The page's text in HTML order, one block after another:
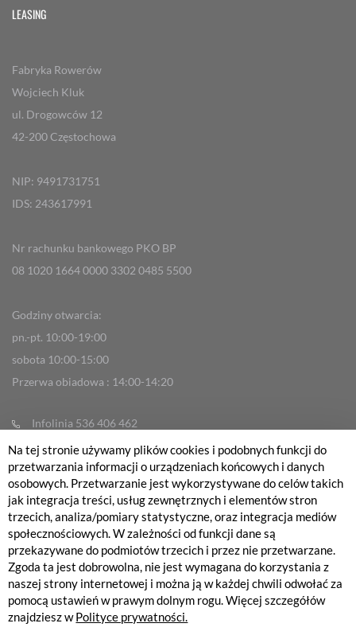
LEASING
Fabryka Rowerów
Wojciech Kluk
ul. Drogowców 12
42-200 Częstochowa
NIP: 9491731751
IDS: 243617991
Nr rachunku bankowego PKO BP
08 1020 1664 0000 3302 0485 5500
Godziny otwarcia:
pn.-pt. 10:00-19:00
sobota 10:00-15:00
Przerwa obiadowa : 14:00-14:20
Infolinia 536 406 462
info@fabrykarowerow.com
Reklamacje
sklep@fabrykarowerow.com
Serwis 505 700 393
serwis@fabrykarowerow.com
Bikefitting 451 159 109
fitting@fabrykarowerow.com
Na tej stronie używamy plików cookies i podobnych funkcji do
przetwarzania informacji o urządzeniach końcowych i danych
osobowych. Przetwarzanie jest wykorzystywane do celów takich
jak integracja treści, usług zewnętrznych i elementów stron
trzecich, analiza/pomiary statystyczne, oraz integracja mediów
społecznościowych. W zależności od funkcji dane są
przekazywane do podmiotów trzecich i przez nie przetwarzane.
Zgoda ta jest dobrowolna, nie jest wymagana do korzystania z
naszej strony internetowej i można ją w każdej chwili odwołać za
pomocą ustawień w prawym dolnym rogu. Więcej szczegółów
znajdziesz wPolityce prywatności.